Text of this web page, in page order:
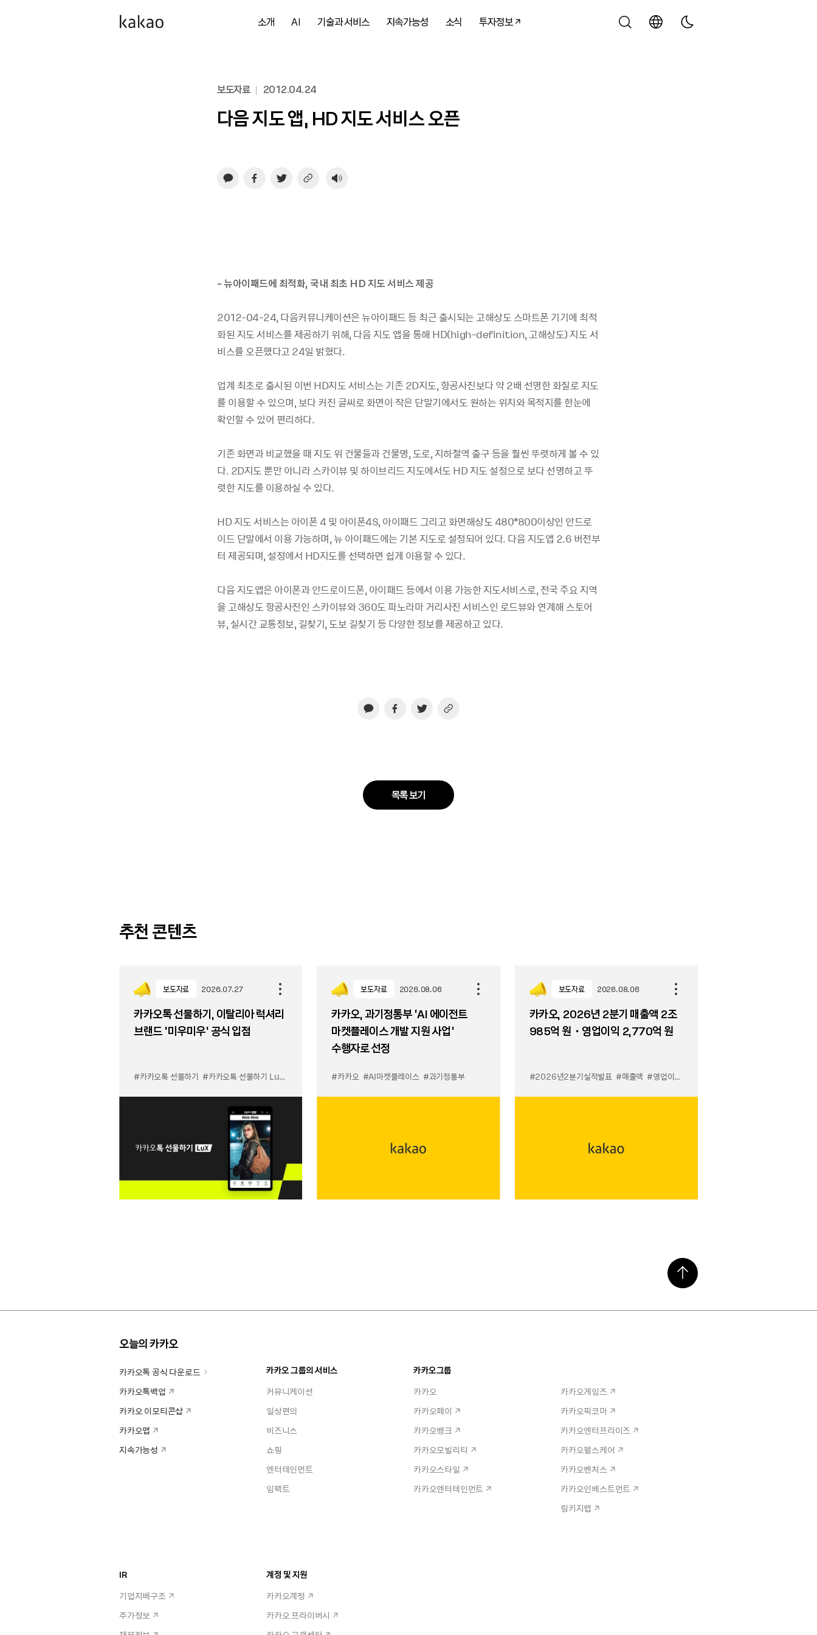
소개 AI 기술과 서비스 지속가능성 소식 투자정보
보도자료 2012.04.24
다음 지도 앱, HD 지도 서비스 오픈
- 뉴아이패드에 최적화, 국내 최초 HD 지도 서비스 제공
2012-04-24, 다음커뮤니케이션은 뉴아이패드 등 최근 출시되는 고해상도 스마트폰 기기에 최적
화된 지도 서비스를 제공하기 위해, 다음 지도 앱을 통해 HD(high-definition, 고해상도) 지도 서
비스를 오픈했다고 24일 밝혔다.
업계 최초로 출시된 이번 HD지도 서비스는 기존 2D지도, 항공사진보다 약 2배 선명한 화질로 지도
를 이용할 수 있으며, 보다 커진 글씨로 화면이 작은 단말기에서도 원하는 위치와 목적지를 한눈에
확인할 수 있어 편리하다.
기존 화면과 비교했을 때 지도 위 건물들과 건물명, 도로, 지하철역 출구 등을 훨씬 뚜렷하게 볼 수 있
다. 2D지도 뿐만 아니라 스카이뷰 및 하이브리드 지도에서도 HD 지도 설정으로 보다 선명하고 뚜
렷한 지도를 이용하실 수 있다.
HD 지도 서비스는 아이폰 4 및 아이폰4S, 아이패드 그리고 화면해상도 480*800이상인 안드로
이드 단말에서 이용 가능하며, 뉴 아이패드에는 기본 지도로 설정되어 있다. 다음 지도앱 2.6 버전부
터 제공되며, 설정에서 HD지도를 선택하면 쉽게 이용할 수 있다.
다음 지도앱은 아이폰과 안드로이드폰, 아이패드 등에서 이용 가능한 지도서비스로, 전국 주요 지역
을 고해상도 항공사진인 스카이뷰와 360도 파노라마 거리사진 서비스인 로드뷰와 연계해 스토어
뷰, 실시간 교통정보, 길찾기, 도보 길찾기 등 다양한 정보를 제공하고 있다.
목록 보기
추천 콘텐츠
보도자료 2026.07.27
카카오톡 선물하기, 이탈리아 럭셔리
브랜드 '미우미우' 공식 입점
#카카오톡 선물하기 #카카오톡 선물하기 LuX 미우미우 입점 #선물하기 LuX #선물하기 미우미우 입점
보도자료 2026.08.06
카카오, 과기정통부 ‘AI 에이전트
마켓플레이스 개발 지원 사업’
수행자로 선정
#카카오 #AI마켓플레이스 #과기정통부
보도자료 2026.08.06
카카오, 2026년 2분기 매출액 2조
985억 원・영업이익 2,770억 원
#2026년2분기실적발표 #매출액 #영업이익
오늘의 카카오
카카오톡 공식 다운로드
카카오톡백업
카카오 이모티콘샵
카카오맵
지속가능성
카카오 그룹의 서비스
커뮤니케이션
일상편의
비즈니스
쇼핑
엔터테인먼트
임팩트
카카오그룹
카카오
카카오페이
카카오뱅크
카카오모빌리티
카카오스타일
카카오엔터테인먼트
카카오게임즈
카카오픽코마
카카오엔터프라이즈
카카오헬스케어
카카오벤처스
카카오인베스트먼트
링키지랩
IR
기업지배구조
주가정보
계정 및 지원
카카오계정
카카오 프라이버시